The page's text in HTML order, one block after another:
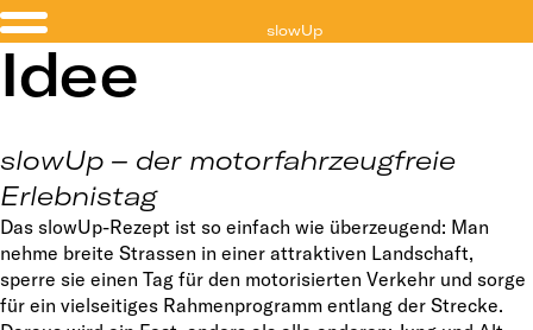
slowUp
Idee
slowUp – der motorfahrzeugfreie
Erlebnistag
Das slowUp-Rezept ist so einfach wie überzeugend: Man
nehme breite Strassen in einer attraktiven Landschaft,
sperre sie einen Tag für den motorisierten Verkehr und sorge
für ein vielseitiges Rahmenprogramm entlang der Strecke.